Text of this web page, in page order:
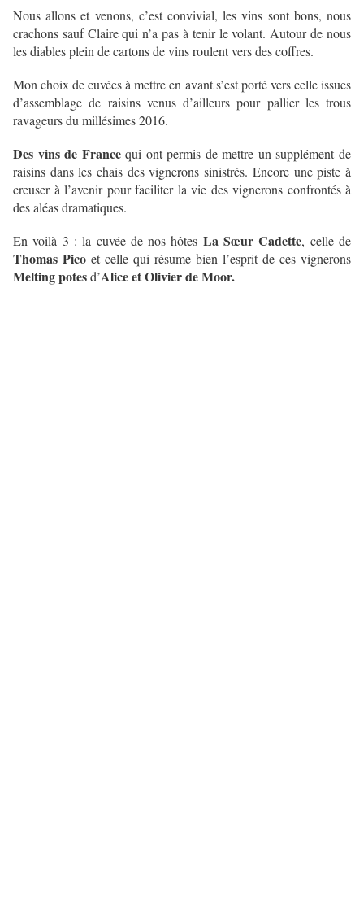
Nous allons et venons, c’est convivial, les vins sont bons, nous
crachons sauf Claire qui n’a pas à tenir le volant. Autour de nous
les diables plein de cartons de vins roulent vers des coffres.
Mon choix de cuvées à mettre en avant s’est porté vers celle issues
d’assemblage de raisins venus d’ailleurs pour pallier les trous
ravageurs du millésimes 2016.
Des vins de Francequi ont permis de mettre un supplément de
raisins dans les chais des vignerons sinistrés. Encore une piste à
creuser à l’avenir pour faciliter la vie des vignerons confrontés à
des aléas dramatiques.
En voilà 3 : la cuvée de nos hôtes La Sœur Cadette, celle de
Thomas Pico et celle qui résume bien l’esprit de ces vignerons
Melting potesd’Alice et Olivier de Moor.